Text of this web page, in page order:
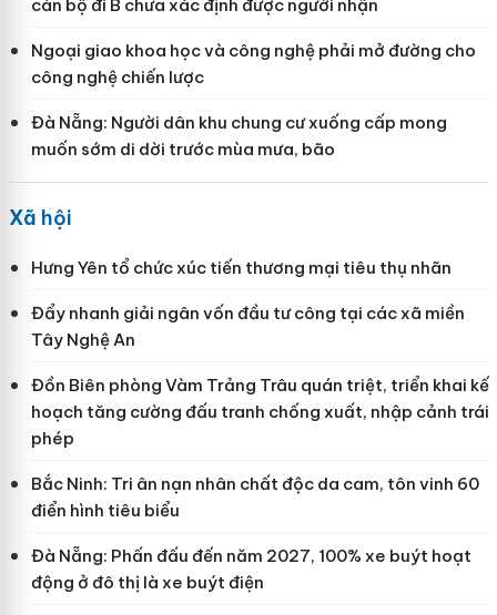
cán bộ đi B chưa xác định được người nhận
Ngoại giao khoa học và công nghệ phải mở đường cho
công nghệ chiến lược
Đà Nẵng: Người dân khu chung cư xuống cấp mong
muốn sớm di dời trước mùa mưa, bão
Xã hội
Hưng Yên tổ chức xúc tiến thương mại tiêu thụ nhãn
Đẩy nhanh giải ngân vốn đầu tư công tại các xã miền
Tây Nghệ An
Đồn Biên phòng Vàm Trảng Trâu quán triệt, triển khai kế
hoạch tăng cường đấu tranh chống xuất, nhập cảnh trái
phép
Bắc Ninh: Tri ân nạn nhân chất độc da cam, tôn vinh 60
điển hình tiêu biểu
Đà Nẵng: Phấn đấu đến năm 2027, 100% xe buýt hoạt
động ở đô thị là xe buýt điện